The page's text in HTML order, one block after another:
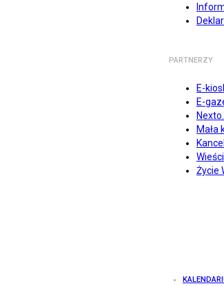
PARTNERZY
E-
E-
Mała
Życie